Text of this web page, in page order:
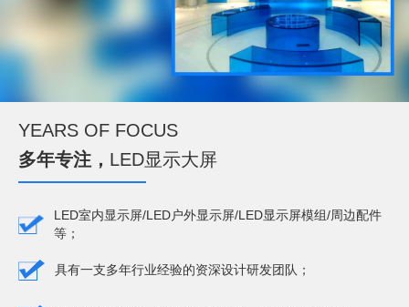
YEARS OF FOCUS
多年专注， LED显示大屏
LED室内显示屏/LED户外显示屏/LED显示屏模组/周边配件
等；
具有一支多年行业经验的资深设计研发团队；